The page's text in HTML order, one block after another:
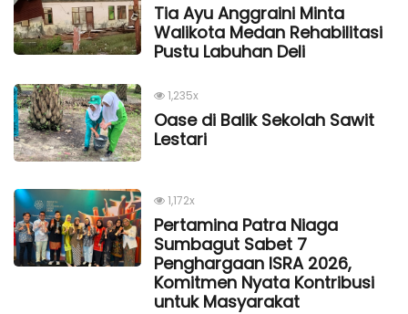
Tia Ayu Anggraini Minta
Walikota Medan Rehabilitasi
Pustu Labuhan Deli
1,235x
Oase di Balik Sekolah Sawit
Lestari
1,172x
Pertamina Patra Niaga
Sumbagut Sabet 7
Penghargaan ISRA 2026,
Komitmen Nyata Kontribusi
untuk Masyarakat